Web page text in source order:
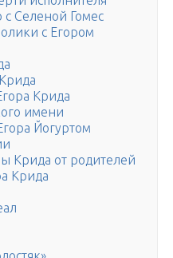
Селеной Гомес
с Егором
Крида
имени
Йогуртом
Крида от родителей
Крида